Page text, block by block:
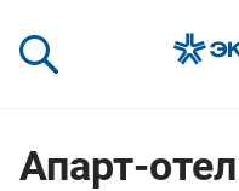
a Key
Апарт-